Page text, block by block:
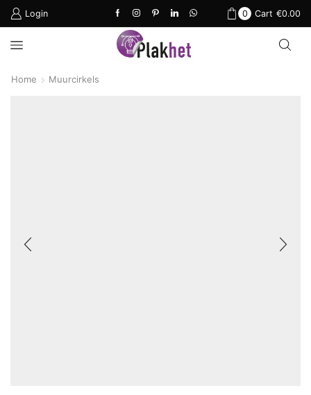
Login 0 Cart €0.00
Home Muurcirkels